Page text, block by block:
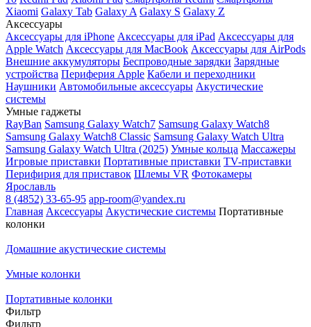
Xiaomi Galaxy Tab Galaxy A Galaxy S Galaxy Z
Аксессуары
Аксессуары для iPhone Аксессуары для iPad Аксессуары для
Apple Watch Аксессуары для MacBook Аксессуары для AirPods
Внешние аккумуляторы Беспроводные зарядки Зарядные
устройства Периферия Apple Кабели и переходники
Наушники Автомобильные аксессуары Акустические
системы
Умные гаджеты
RayBan Samsung Galaxy Watch7 Samsung Galaxy Watch8
Samsung Galaxy Watch8 Classic Samsung Galaxy Watch Ultra
Samsung Galaxy Watch Ultra (2025) Умные кольца Массажеры
Игровые приставки Портативные приставки TV-приставки
Перифирия для приставок Шлемы VR Фотокамеры
Ярославль
8 (4852) 33-65-95 app-room@yandex.ru
Главная Аксессуары Акустические системы Портативные
колонки
Домашние акустические системы
Умные колонки
Портативные колонки
Фильтр
Фильтр